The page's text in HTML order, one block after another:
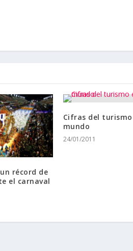
récord de
el carnaval
Cifras del turismo
mundo
24/01/2011